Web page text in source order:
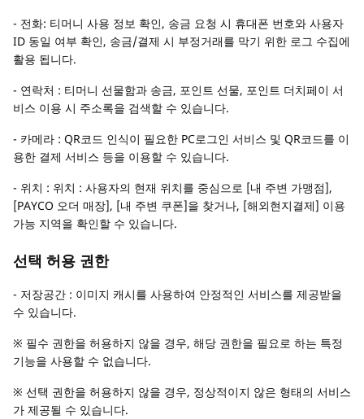
- 전화: 티머니 사용 정보 확인, 송금 요청 시 휴대폰 번호와 사용자
ID 동일 여부 확인, 송금/결제 시 부정거래를 막기 위한 로그 수집에
활용 됩니다.
- 연락처 : 티머니 선물함과 송금, 포인트 선물, 포인트 더치페이 서
비스 이용 시 주소록을 검색할 수 있습니다.
- 카메라 : QR코드 인식이 필요한 PC로그인 서비스 및 QR코드를 이
용한 결제 서비스 등을 이용할 수 있습니다.
- 위치 : 위치 : 사용자의 현재 위치를 중심으로 [내 주변 가맹점],
[PAYCO 오더 매장], [내 주변 쿠폰]을 찾거나, [해외현지결제] 이용
가능 지역을 확인할 수 있습니다.
선택 허용 권한
- 저장공간 : 이미지 캐시를 사용하여 안정적인 서비스를 제공받을
수 있습니다.
※ 필수 권한을 허용하지 않을 경우, 해당 권한을 필요로 하는 특정
기능을 사용할 수 없습니다.
※ 선택 권한을 허용하지 않을 경우, 정상적이지 않은 형태의 서비스
가 제공될 수 있습니다.